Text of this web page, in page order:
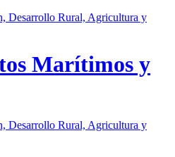
Desarrollo Rural, Agricultura y
Marítimos y
Desarrollo Rural, Agricultura y